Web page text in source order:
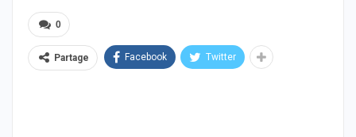
0
Partage Facebook Twitter